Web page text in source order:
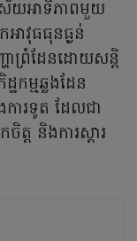
ស័យអាទិភាពមួយ
ាវុធធុនធ្ងន់
ាព្រំដែនដោយសន្តិ
កម្មឆ្លងដែន
ការទូត ដែលជា
ត និងការស្តារ